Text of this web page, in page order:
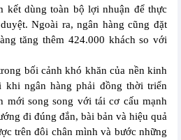
kết dùng toàn bộ lợi nhuận để thực
Ngoài ra, ngân hàng cũng đặt
tăng thêm 424.000 khách so với
bối cảnh khó khăn của nền kinh
ngân hàng phải đồng thời triển
mới song song với tái cơ cấu mạnh
đi đúng đắn, bài bản và hiệu quả
trên đôi chân mình và bước những